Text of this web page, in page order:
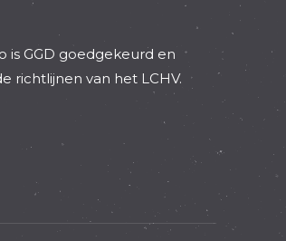
is GGD goedgekeurd en
richtlijnen van het LCHV.